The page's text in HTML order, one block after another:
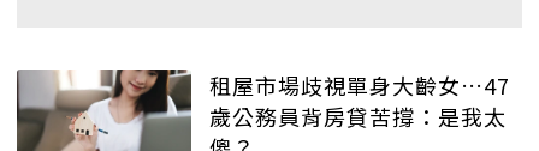
租屋市場歧視單身大齡女…47
歲公務員背房貸苦撐：是我太